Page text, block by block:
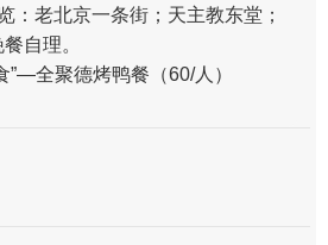
：老北京一条街；天主教东堂；
自理。
”—全聚德烤鸭餐（60/人）